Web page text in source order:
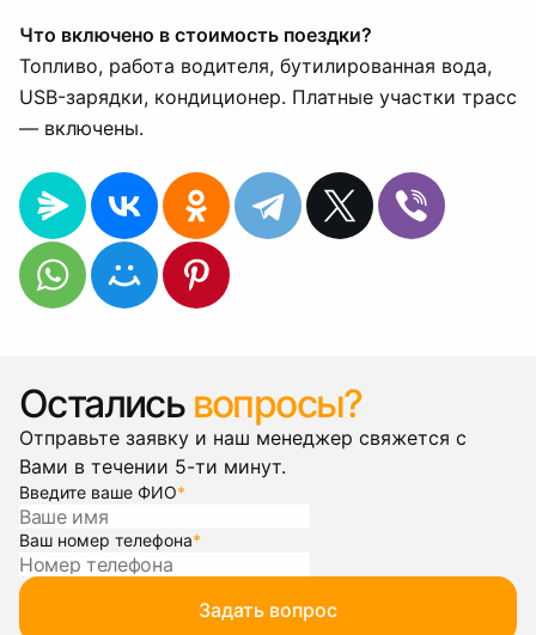
Что включено в стоимость поездки?
Топливо, работа водителя, бутилированная вода,
USB-зарядки, кондиционер. Платные участки трасс
— включены.
Остались вопросы?
Отправьте заявку и наш менеджер свяжется с
Вами в течении 5-ти минут.
Введите ваше ФИО*
Ваш номер телефона*
Задать вопрос